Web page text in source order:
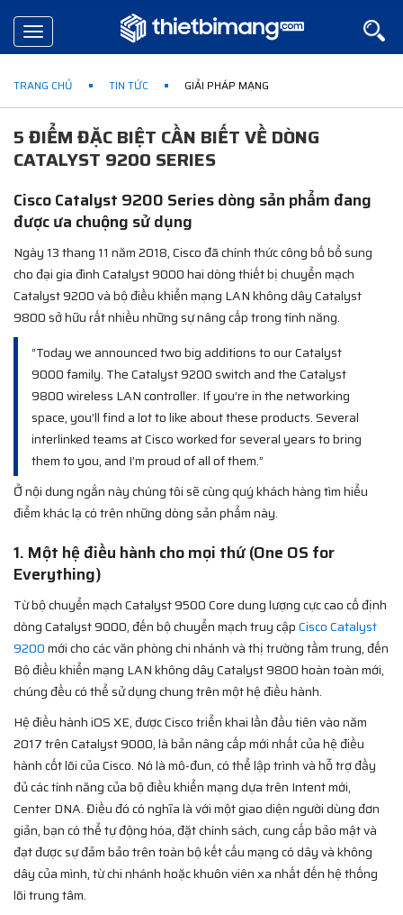
Toggle
navigation
TRANG CHỦ TIN TỨC GIẢI PHÁP MẠNG
5 ĐIỂM ĐẶC BIỆT CẦN BIẾT VỀ DÒNG
CATALYST 9200 SERIES
Cisco Catalyst 9200 Series dòng sản phẩm đang
được ưa chuộng sử dụng
Ngày 13 thang 11 năm 2018, Cisco đã chính thức công bố bổ sung
cho đại gia đình Catalyst 9000 hai dòng thiết bị chuyển mạch
Catalyst 9200 và bộ điều khiển mạng LAN không dây Catalyst
9800 sở hữu rất nhiều những sự nâng cấp trong tính năng.
“Today we announced two big additions to our Catalyst
9000 family. The Catalyst 9200 switch and the Catalyst
9800 wireless LAN controller. If you’re in the networking
space, you’ll find a lot to like about these products. Several
interlinked teams at Cisco worked for several years to bring
them to you, and I’m proud of all of them.”
Ở nội dung ngắn này chúng tôi sẽ cùng quý khách hàng tìm hiểu
điểm khác lạ có trên những dòng sản phẩm này.
1. Một hệ điều hành cho mọi thứ (One OS for
Everything)
Từ bộ chuyển mạch Catalyst 9500 Core dung lượng cực cao cố định
dòng Catalyst 9000, đến bộ chuyển mạch truy cậpCisco Catalyst
9200mới cho các văn phòng chi nhánh và thị trường tầm trung, đến
Bộ điều khiển mạng LAN không dây Catalyst 9800 hoàn toàn mới,
chúng đều có thể sử dụng chung trên một hệ điều hành.
Hệ điều hành iOS XE, được Cisco triển khai lần đầu tiên vào năm
2017 trên Catalyst 9000, là bản nâng cấp mới nhất của hệ điều
hành cốt lõi của Cisco. Nó là mô-đun, có thể lập trình và hỗ trợ đầy
đủ các tính năng của bộ điều khiển mạng dựa trên Intent mới,
Center DNA. Điều đó có nghĩa là với một giao diện người dùng đơn
giản, bạn có thể tự động hóa, đặt chính sách, cung cấp bảo mật và
đạt được sự đảm bảo trên toàn bộ kết cấu mạng có dây và không
dây của mình, từ chi nhánh hoặc khuôn viên xa nhất đến hệ thống
lõi trung tâm.